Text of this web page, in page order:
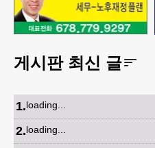
게시판 최신 글
1.loading...
2.loading...